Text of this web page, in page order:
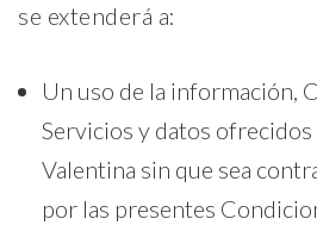
se extenderá a:
Un uso de la información,
Servicios y datos ofrecidos
Valentina sin que sea
por las presentes